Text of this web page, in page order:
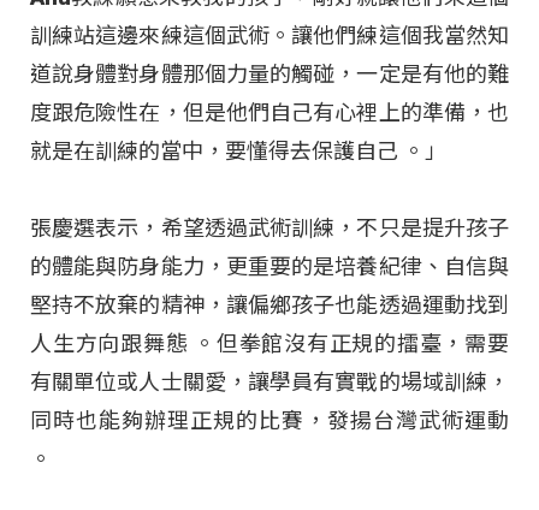
訓練站這邊來練這個武術。讓他們練這個我當然知
道說身體對身體那個力量的觸碰，一定是有他的難
度跟危險性在，但是他們自己有心裡上的準備，也
就是在訓練的當中，要懂得去保護自己 。」
張慶選表示，希望透過武術訓練，不只是提升孩子
的體能與防身能力，更重要的是培養紀律、自信與
堅持不放棄的精神，讓偏鄉孩子也能透過運動找到
人生方向跟舞態 。但拳館沒有正規的擂臺，需要
有關單位或人士關愛，讓學員有實戰的場域訓練，
同時也能夠辦理正規的比賽，發揚台灣武術運動
。